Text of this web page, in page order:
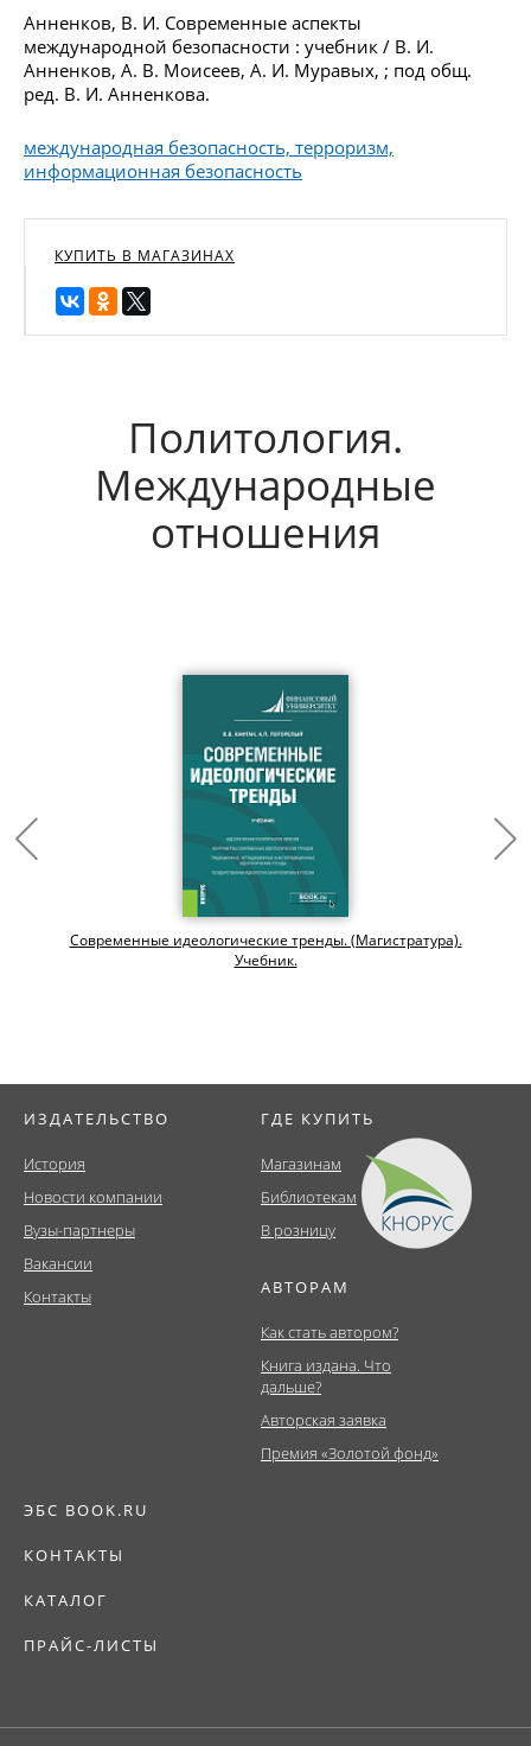
Анненков, В. И. Современные аспекты
международной безопасности : учебник / В. И.
Анненков, А. В. Моисеев, А. И. Муравых, ; под общ.
ред. В. И. Анненкова.
международная безопасность, терроризм,
информационная безопасность
КУПИТЬ В МАГАЗИНАХ
Политология.
Международные
отношения
Современные идеологические тренды. (Магистратура).
Учебник.
ИЗДАТЕЛЬСТВО
История
Новости компании
Вузы-партнеры
Вакансии
Контакты
ГДЕ КУПИТЬ
Магазинам
Библиотекам
В розницу
АВТОРАМ
Как стать автором?
Книга издана. Что
дальше?
Авторская заявка
Премия «Золотой фонд»
ЭБС BOOK.RU
КОНТАКТЫ
КАТАЛОГ
ПРАЙС-ЛИСТЫ